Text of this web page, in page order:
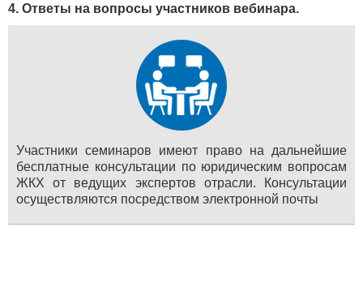
4. Ответы на вопросы участников вебинара.
Участники семинаров имеют право на дальнейшие
бесплатные консультации по юридическим вопросам
ЖКХ от ведущих экспертов отрасли. Консультации
осуществляются посредством электронной почты